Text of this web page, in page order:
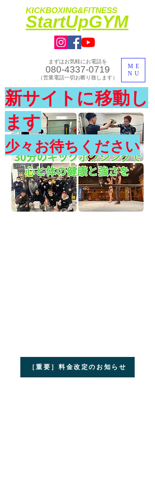
KICKBOXING&FITNESS
​StartUpGYM
ME
NU
まずはお気軽にお電話を
080-4337-0719
​（営業電話一切お断り致します）
​体験入会実施中
新サイトに移動し
ます
少々お待ちください
［重要］料金改定のお知らせ